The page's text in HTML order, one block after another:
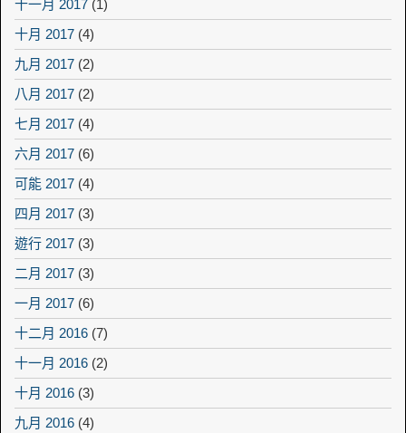
十一月 2017 (1)
十月 2017 (4)
九月 2017 (2)
八月 2017 (2)
七月 2017 (4)
六月 2017 (6)
可能 2017 (4)
四月 2017 (3)
遊行 2017 (3)
二月 2017 (3)
一月 2017 (6)
十二月 2016 (7)
十一月 2016 (2)
十月 2016 (3)
九月 2016 (4)